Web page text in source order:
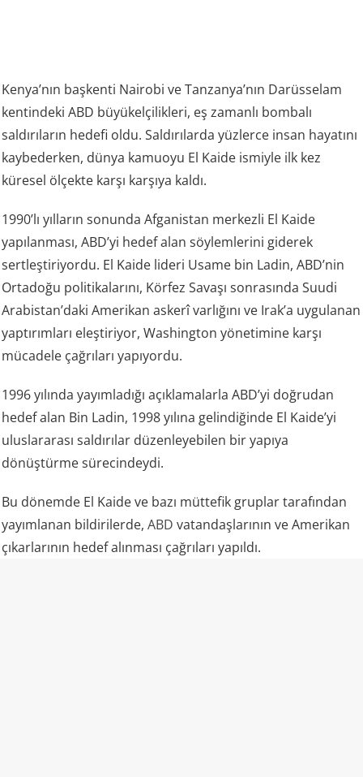
Kenya’nın başkenti Nairobi ve Tanzanya’nın Darüsselam
kentindeki ABD büyükelçilikleri, eş zamanlı bombalı
saldırıların hedefi oldu. Saldırılarda yüzlerce insan hayatını
kaybederken, dünya kamuoyu El Kaide ismiyle ilk kez
küresel ölçekte karşı karşıya kaldı.
1990’lı yılların sonunda Afganistan merkezli El Kaide
yapılanması, ABD’yi hedef alan söylemlerini giderek
sertleştiriyordu. El Kaide lideri Usame bin Ladin, ABD’nin
Ortadoğu politikalarını, Körfez Savaşı sonrasında Suudi
Arabistan’daki Amerikan askerî varlığını ve Irak’a uygulanan
yaptırımları eleştiriyor, Washington yönetimine karşı
mücadele çağrıları yapıyordu.
1996 yılında yayımladığı açıklamalarla ABD’yi doğrudan
hedef alan Bin Ladin, 1998 yılına gelindiğinde El Kaide’yi
uluslararası saldırılar düzenleyebilen bir yapıya
dönüştürme sürecindeydi.
Bu dönemde El Kaide ve bazı müttefik gruplar tarafından
yayımlanan bildirilerde,ABD vatandaşlarının ve Amerikan
çıkarlarının hedef alınması çağrıları yapıldı.